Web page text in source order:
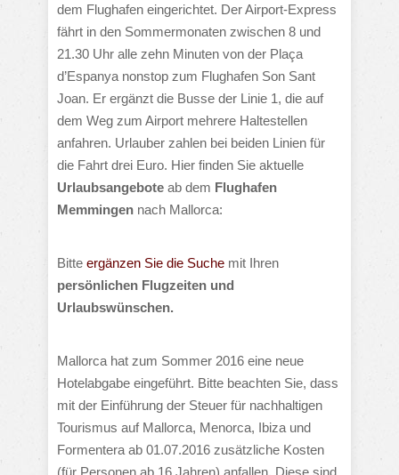
dem Flughafen eingerichtet. Der Airport-Express
fährt in den Sommermonaten zwischen 8 und
21.30 Uhr alle zehn Minuten von der Plaça
d’Espanya nonstop zum Flughafen Son Sant
Joan. Er ergänzt die Busse der Linie 1, die auf
dem Weg zum Airport mehrere Haltestellen
anfahren. Urlauber zahlen bei beiden Linien für
die Fahrt drei Euro. Hier finden Sie aktuelle
Urlaubsangebote ab dem Flughafen
Memmingen nach Mallorca:
Bitte ergänzen Sie die Suche mit Ihren
persönlichen Flugzeiten und
Urlaubswünschen.
Mallorca hat zum Sommer 2016 eine neue
Hotelabgabe eingeführt. Bitte beachten Sie, dass
mit der Einführung der Steuer für nachhaltigen
Tourismus auf Mallorca, Menorca, Ibiza und
Formentera ab 01.07.2016 zusätzliche Kosten
(für Personen ab 16 Jahren) anfallen. Diese sind